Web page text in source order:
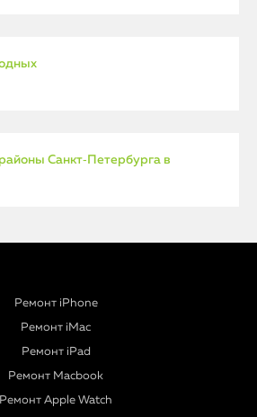
Санкт‑Петербурга в
Ремонт iPhone
Ремонт iMac
Ремонт iPad
Ремонт Macbook
Ремонт Apple Watch